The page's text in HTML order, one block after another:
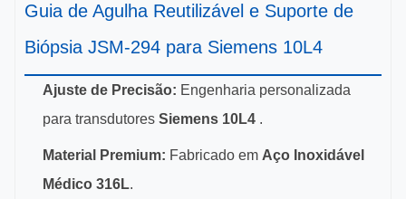
Guia de Agulha Reutilizável e Suporte de
Biópsia JSM-294 para Siemens 10L4
Ajuste de Precisão: Engenharia personalizada
para transdutores Siemens 10L4 .
Material Premium: Fabricado em Aço Inoxidável
Médico 316L.